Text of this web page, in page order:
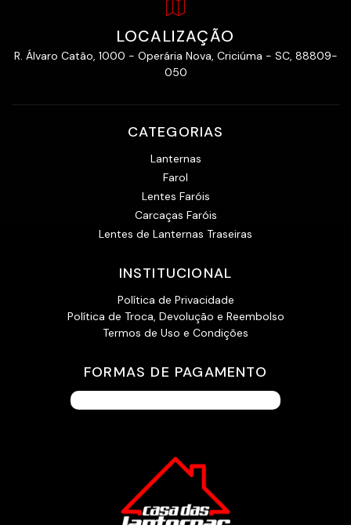
LOCALIZAÇÃO
R. Álvaro Catão, 1000 - Operária Nova, Criciúma - SC, 88809-
050
CATEGORIAS
Lanternas
Farol
Lentes Faróis
Carcaças Faróis
Lentes de Lanternas Traseiras
INSTITUCIONAL
Política de Privacidade
Política de Troca, Devolução e Reembolso
Termos de Uso e Condições
FORMAS DE PAGAMENTO